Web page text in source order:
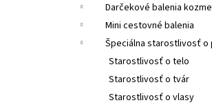
Darčekové balenia
Mini cestovné balenia
Špeciálna starostlivosť o
Starostlivosť o telo
Starostlivosť o tvár
Starostlivosť o vlasy